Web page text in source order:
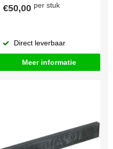
€50,00 per stuk
Direct leverbaar
Meer informatie